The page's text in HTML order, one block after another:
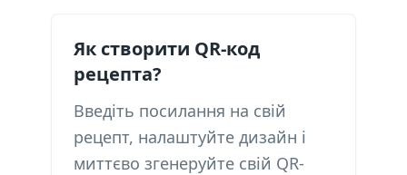
Як створити QR-код
рецепта?
Введіть посилання на свій
рецепт, налаштуйте дизайн і
миттєво згенеруйте свій QR-